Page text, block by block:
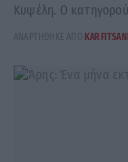
Κυψέλη. Ο